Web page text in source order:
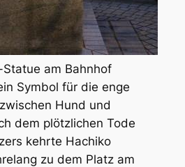
am Bahnhof
Symbol für die enge
Hund und
dem plötzlichen Tode
kehrte Hachiko
zu dem Platz am